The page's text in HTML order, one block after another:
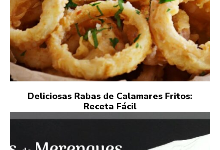
Deliciosas Rabas de Calamares Fritos:
Receta Fácil